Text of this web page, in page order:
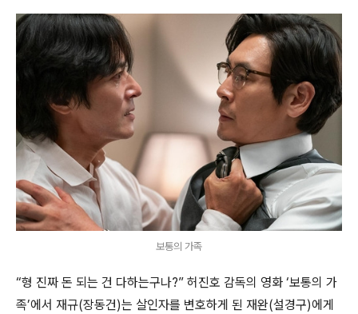
보통의 가족
“형 진짜 돈 되는 건 다하는구나?” 허진호 감독의 영화 ‘보통의 가
족’에서 재규(장동건)는 살인자를 변호하게 된 재완(설경구)에게